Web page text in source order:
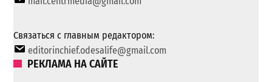
Связаться с главным редактором:
editorinchief.odesalife@gmail.com
РЕКЛАМА НА САЙТЕ